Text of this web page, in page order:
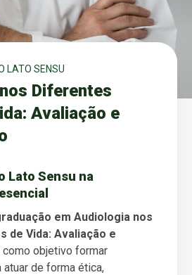
LATO SENSU
Diferentes
Avaliação e
Lato Sensu na
em Audiologia nos
de Vida: Avaliação e
como objetivo formar
de forma ética,